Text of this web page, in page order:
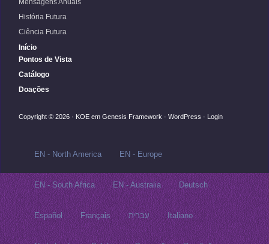
Mensagens Anuais
História Futura
Ciência Futura
Início
Pontos de Vista
Catálogo
Doações
Copyright © 2026 · KOE em Genesis Framework · WordPress · Login
EN - North America EN - Europe
EN - South Africa EN - Australia Deutsch
Español Français עברית Italiano